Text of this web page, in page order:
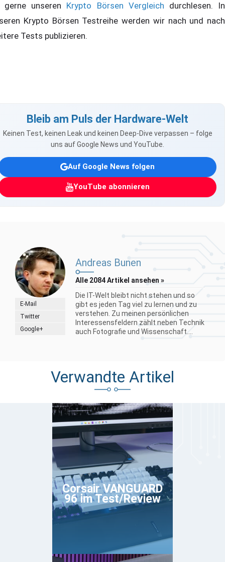
gerne unseren Krypto Börsen Vergleich durchlesen. In
Krypto Börsen Testreihe werden wir nach und nach
Tests publizieren.
Bleib am Puls der Hardware-Welt
Keinen Test, keinen Leak und keinen Deep-Dive verpassen – folge
uns auf Google News und YouTube.
Auf Google News folgen
YouTube abonnieren
E-Mail
Twitter
Google+
Andreas Bunen
Alle 2084 Artikel ansehen »
Die IT-Welt bleibt nicht stehen und so
gibt es jeden Tag viel zu lernen und zu
verstehen. Zu meinen persönlichen
Interessensfeldern zählt neben Technik
auch Fotografie und Wissenschaft....
Verwandte Artikel
Corsair VANGUARD
96 im Test/Review